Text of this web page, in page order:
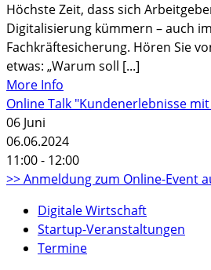
Höchste Zeit, dass sich
Digitalisierung kümmern – auch
Fachkräftesicherung. Hören Sie
etwas: „Warum soll [...]
More Info
Online Talk "Kundenerlebnisse
06 Juni
06.06.2024
11:00 - 12:00
>> Anmeldung zum Online-Event
Digitale Wirtschaft
Startup-Veranstaltungen
Termine